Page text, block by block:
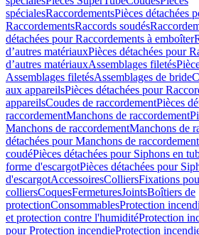
spécialesRaccordementsPièces détachées
RaccordementsRaccords soudés
détachées pour Raccordements à emboîter
d’autres matériauxPièces détachées pour
d’autres matériauxAssemblages filetés
Assemblages filetésAssemblages de bride
aux appareilsPièces détachées pour
appareilsCoudes de raccordementPièces
raccordementManchons de raccordement
Manchons de raccordementManchons de
détachées pour Manchons de raccordement
coudéPièces détachées pour Siphons en
forme d'escargotPièces détachées pour
d'escargotAccessoiresColliersFixations
colliersCoquesFermeturesJointsBoîtiers de
protectionConsommablesProtection
et protection contre l'humiditéProtection
pour Protection incendieProtection